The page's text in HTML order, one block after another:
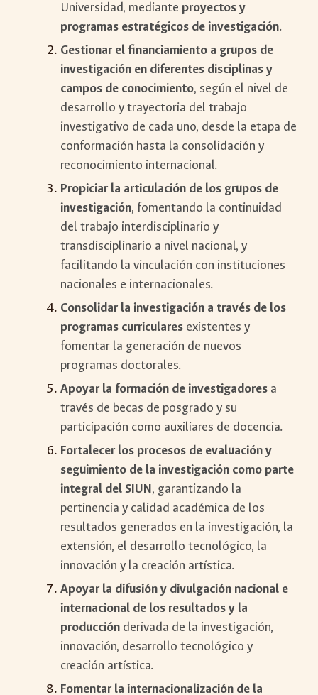
Universidad, mediante proyectos y
programas estratégicos de investigación.
Gestionar el financiamiento a grupos de
investigación en diferentes disciplinas y
campos de conocimiento, según el nivel de
desarrollo y trayectoria del trabajo
investigativo de cada uno, desde la etapa de
conformación hasta la consolidación y
reconocimiento internacional.
Propiciar la articulación de los grupos de
investigación, fomentando la continuidad
del trabajo interdisciplinario y
transdisciplinario a nivel nacional, y
facilitando la vinculación con instituciones
nacionales e internacionales.
Consolidar la investigación a través de los
programas curricularesexistentes y
fomentar la generación de nuevos
programas doctorales.
Apoyar la formación de investigadoresa
través de becas de posgrado y su
participación como auxiliares de docencia.
Fortalecer los procesos de evaluación y
seguimiento de la investigación como parte
integral del SIUN, garantizando la
pertinencia y calidad académica de los
resultados generados en la investigación, la
extensión, el desarrollo tecnológico, la
innovación y la creación artística.
Apoyar la difusión y divulgación nacional e
internacional de los resultados y la
producciónderivada de la investigación,
innovación, desarrollo tecnológico y
creación artística.
Fomentar la internacionalización de la